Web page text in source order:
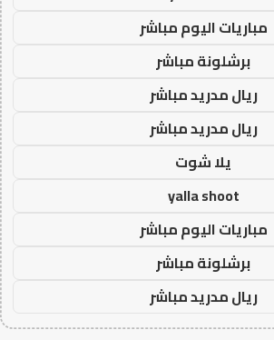
مباريات اليوم مباشر
برشلونة مباشر
ريال مدريد مباشر
ريال مدريد مباشر
يلا شوت
yalla shoot
مباريات اليوم مباشر
برشلونة مباشر
ريال مدريد مباشر